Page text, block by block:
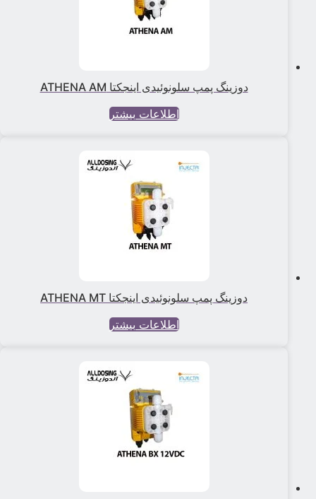
در
شوند
دوزینگ پمپ سلونوئیدی اینجکتا ATHENA AM
اطلاعات بیشتر
دوزینگ پمپ سلونوئیدی اینجکتا ATHENA MT
اطلاعات بیشتر